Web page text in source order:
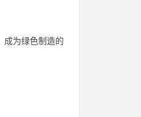
成为绿色制造的